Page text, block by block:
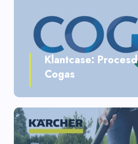
Klantcase:
Cogas